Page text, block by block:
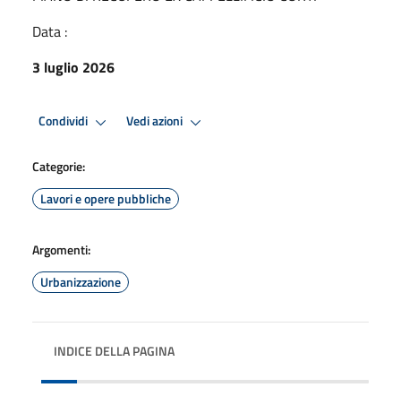
Data :
3 luglio 2026
Condividi Vedi azioni
Categorie:
Lavori e opere pubbliche
Argomenti:
Urbanizzazione
INDICE DELLA PAGINA